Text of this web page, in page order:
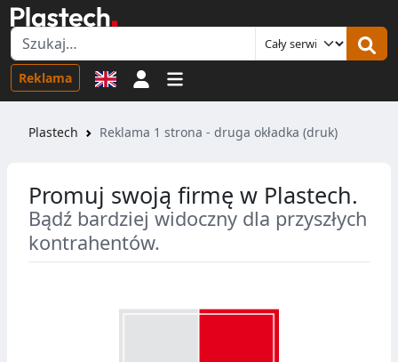
Reklama Logowanie
Plastech Reklama 1 strona - druga okładka (druk)
Promuj swoją firmę w Plastech.
Bądź bardziej widoczny dla przyszłych
kontrahentów.